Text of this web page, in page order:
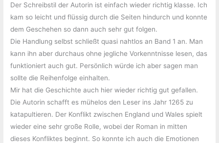
Der Schreibstil der Autorin ist einfach wieder richtig klasse. Ich
kam so leicht und flüssig durch die Seiten hindurch und konnte
dem Geschehen so dann auch sehr gut folgen.
Die Handlung selbst schließt quasi nahtlos an Band 1 an. Man
kann ihn aber durchaus ohne jegliche Vorkenntnisse lesen, das
funktioniert auch gut. Persönlich würde ich aber sagen man
sollte die Reihenfolge einhalten.
Mir hat die Geschichte auch hier wieder richtig gut gefallen.
Die Autorin schafft es mühelos den Leser ins Jahr 1265 zu
katapultieren. Der Konflikt zwischen England und Wales spielt
wieder eine sehr große Rolle, wobei der Roman in mitten
dieses Konfliktes beginnt. So konnte ich auch die Emotionen